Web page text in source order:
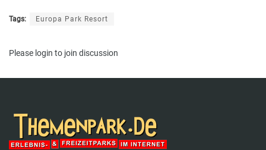
Tags: Europa Park Resort
Please login to join discussion